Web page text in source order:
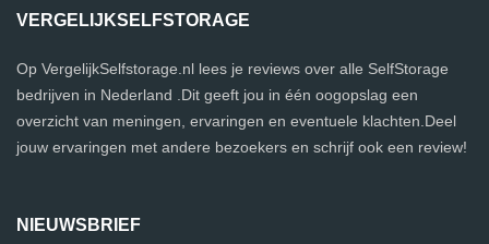
VERGELIJKSELFSTORAGE
Op VergelijkSelfstorage.nl lees je reviews over alle SelfStorage
bedrijven in Nederland .Dit geeft jou in één oogopslag een
overzicht van meningen, ervaringen en eventuele klachten.Deel
jouw ervaringen met andere bezoekers en schrijf ook een review!
NIEUWSBRIEF